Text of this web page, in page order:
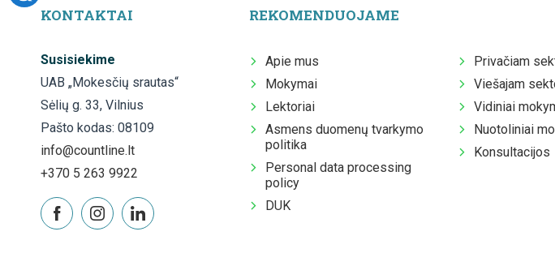
KONTAKTAI
Susisiekime
UAB „Mokesčių srautas“
Sėlių g. 33, Vilnius
Pašto kodas: 08109
info@countline.lt
+370 5 263 9922
REKOMENDUOJAME
Apie mus
Mokymai
Lektoriai
Asmens duomenų tvarkymo
politika
Personal data processing
policy
DUK
Privačiam
Viešajam
Vidiniai
Nuotoliniai
Konsultacijos